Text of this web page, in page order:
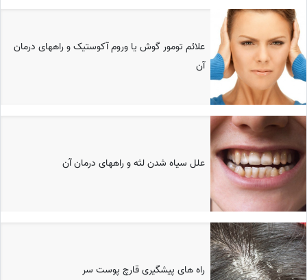
علائم تومور گوش یا وروم آکوستیک و راههای درمان
آن
علل سیاه شدن لثه و راههای درمان آن
راه های پیشگیری قارچ پوست سر